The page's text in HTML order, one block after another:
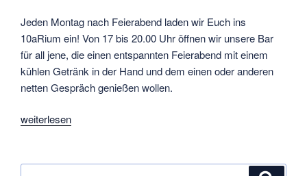
Jeden Montag nach Feierabend laden wir Euch ins
10aRium ein! Von 17 bis 20.00 Uhr öffnen wir unsere Bar
für all jene, die einen entspannten Feierabend mit einem
kühlen Getränk in der Hand und dem einen oder anderen
netten Gespräch genießen wollen.
„entspann.baR
Feierabend
weiterlesen